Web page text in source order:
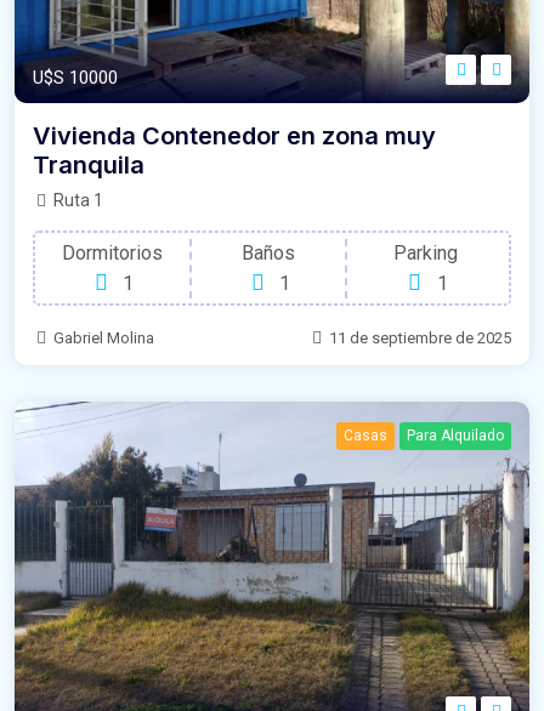
U$S 10000
Vivienda Contenedor en zona muy
Tranquila
Ruta 1
Dormitorios
1
Baños
1
Parking
1
Gabriel Molina 11 de septiembre de 2025
Casas Para Alquilado